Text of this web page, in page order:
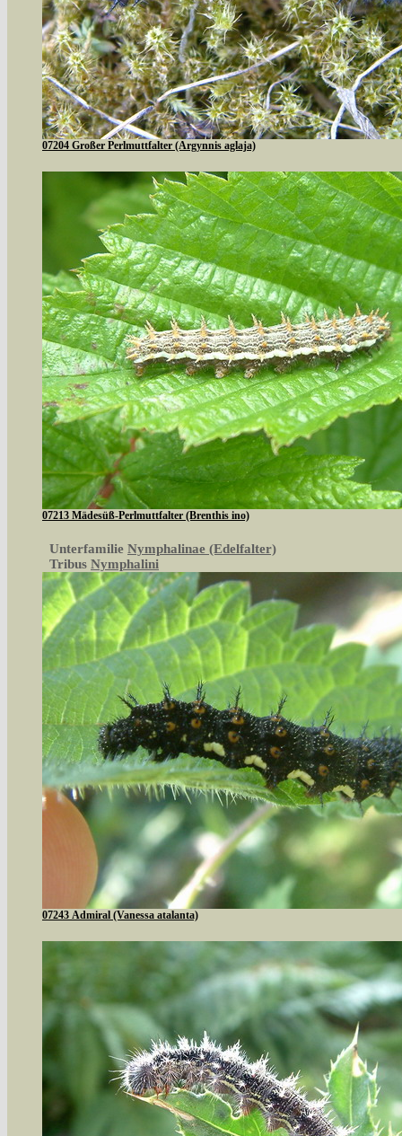
07204 Großer Perlmuttfalter (Argynnis aglaja)
07213 Mädesüß-Perlmuttfalter (Brenthis ino)
Unterfamilie Nymphalinae (Edelfalter)
Tribus Nymphalini
07243 Admiral (Vanessa atalanta)